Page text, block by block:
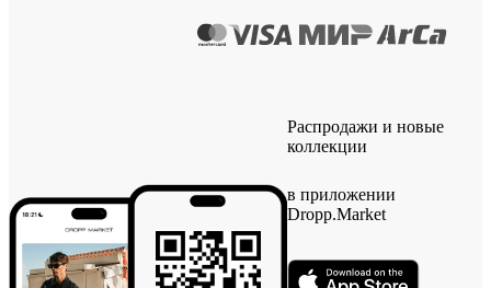
Распродажи и новые
коллекции
в приложении
Dropp.Market